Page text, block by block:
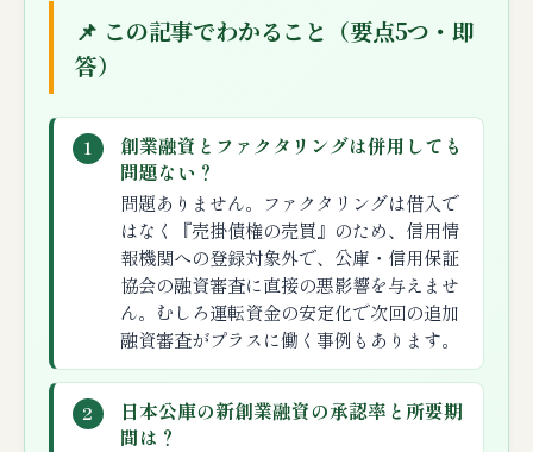
📌 この記事でわかること（要点5つ・即
答）
1
創業融資とファクタリングは併用しても
問題ない？
問題ありません。ファクタリングは借入で
はなく『売掛債権の売買』のため、信用情
報機関への登録対象外で、公庫・信用保証
協会の融資審査に直接の悪影響を与えませ
ん。むしろ運転資金の安定化で次回の追加
融資審査がプラスに働く事例もあります。
2
日本公庫の新創業融資の承認率と所要期
間は？